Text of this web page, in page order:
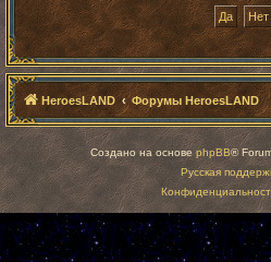
HeroesLAND Форумы HeroesLAND
Создано на основе phpBB®
Русская